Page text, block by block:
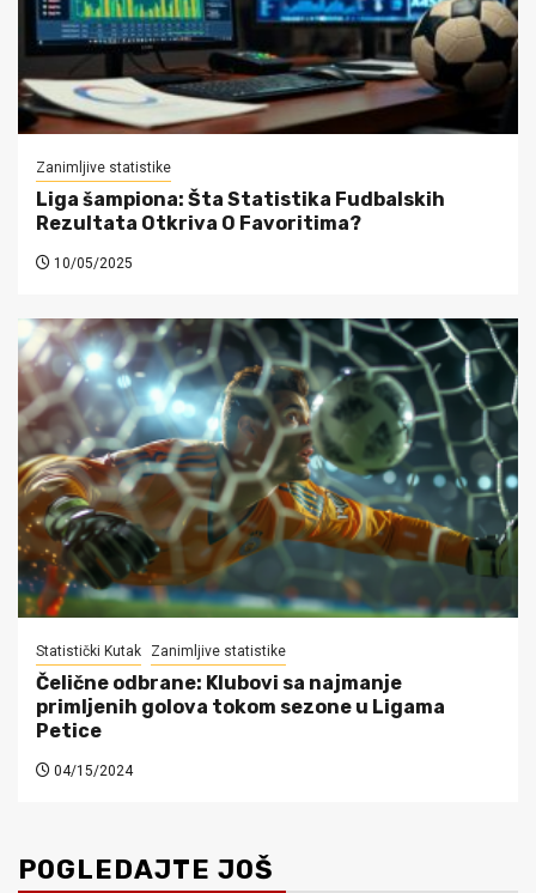
Zanimljive statistike
Liga šampiona: Šta Statistika Fudbalskih
Rezultata Otkriva O Favoritima?
10/05/2025
Statistički Kutak Zanimljive statistike
Čelične odbrane: Klubovi sa najmanje
primljenih golova tokom sezone u Ligama
Petice
04/15/2024
POGLEDAJTE JOŠ